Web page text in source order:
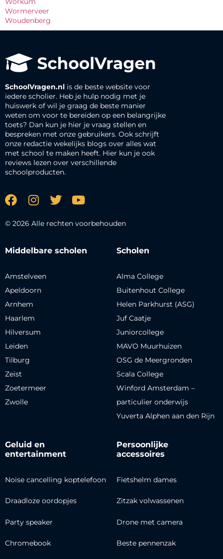
Wormerveer
Woudenberg
SchoolVragen.nl is de beste website voor
iedere scholier. Heb je hulp nodig met je
huiswerk of wil je graag de beste manier
weten om voor te bereiden op een belangrijke
toets? Dan kun je hier je vraag stellen en
bespreken met onze gebruikers. Ook schrijft
onze redactie wekelijks blogs over alles wat
met school te maken heeft. Hier kun je ook
reviews lezen over verschillende
schoolproducten.
© 2026 Alle rechten voorbehouden
Middelbare scholen
Amstelveen
Apeldoorn
Arnhem
Haarlem
Hilversum
Leiden
Tilburg
Zeist
Zoetermeer
Zwolle
Scholen
Alma College
Buitenhout College
Helen Parkhurst (ASG)
Juf Caatje
Juniorcollege
MAVO Muurhuizen
OSG de Meergronden
Scala College
Winford Amsterdam –
particulier onderwijs
Yuverta Alphen aan den Rijn
Geluid en
entertainment
Noise cancelling koptelefoon
Draadloze oordopjes
Party speaker
Chromebook
Persoonlijke
accessoires
Fietshelm dames
Zitzak volwassenen
Drone met camera
Beste pennenzak